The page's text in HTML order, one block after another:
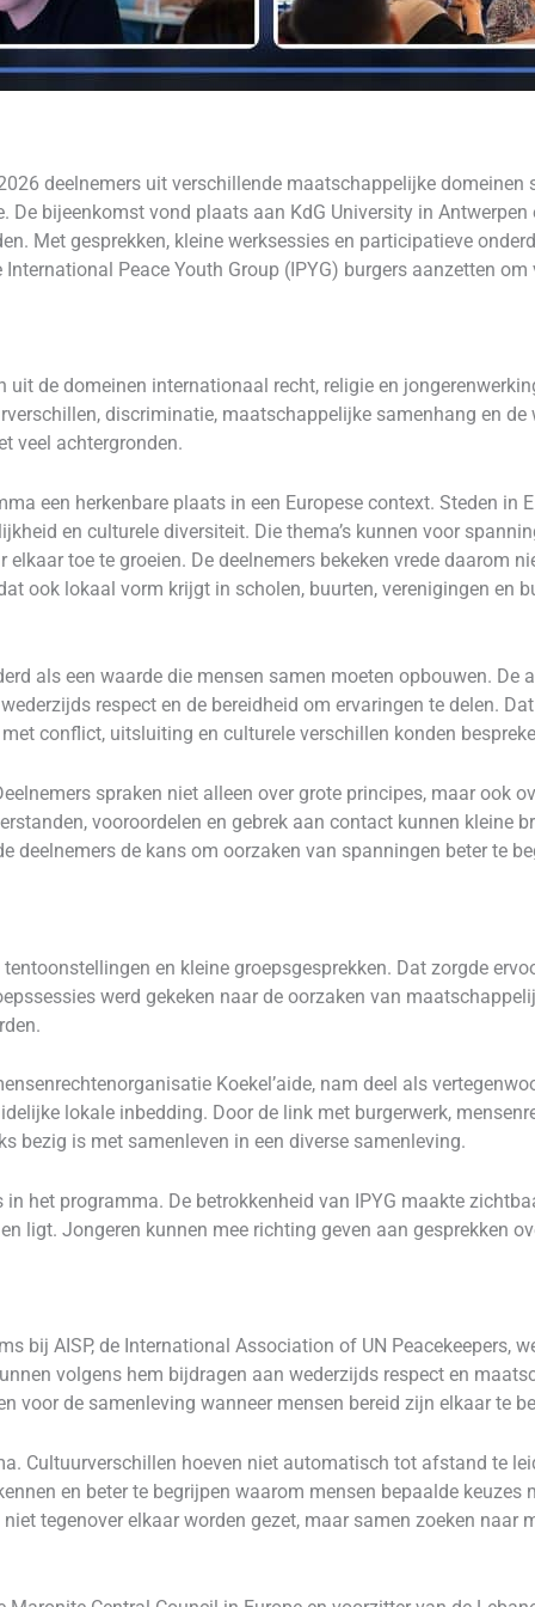
deelnemers uit verschillende maatschappelijke domeinen
De bijeenkomst vond plaats aan KdG University in
Met gesprekken, kleine werksessies en participatieve
Peace Youth Group (IPYG) burgers aanzetten
de domeinen internationaal recht, religie en
discriminatie, maatschappelijke samenhang en
veel achtergronden.
een herkenbare plaats in een Europese context. Steden in
en culturele diversiteit. Die thema’s kunnen voor
toe te groeien. De deelnemers bekeken vrede daarom
ook lokaal vorm krijgt in scholen, buurten, verenigingen en
als een waarde die mensen samen moeten opbouwen.
respect en de bereidheid om ervaringen te delen.
conflict, uitsluiting en culturele verschillen konden
spraken niet alleen over grote principes, maar ook
vooroordelen en gebrek aan contact kunnen kleine
deelnemers de kans om oorzaken van spanningen beter te
en kleine groepsgesprekken. Dat zorgde
werd gekeken naar de oorzaken van
Koekel’aide, nam deel als
lokale inbedding. Door de link met burgerwerk,
bezig is met samenleven in een diverse samenleving.
het programma. De betrokkenheid van IPYG maakte
ligt. Jongeren kunnen mee richting geven aan gesprekken
bij AISP, de International Association of UN Peacekeepers,
volgens hem bijdragen aan wederzijds respect en
voor de samenleving wanneer mensen bereid zijn elkaar te
Cultuurverschillen hoeven niet automatisch tot afstand te
en beter te begrijpen waarom mensen bepaalde keuzes
tegenover elkaar worden gezet, maar samen zoeken naar